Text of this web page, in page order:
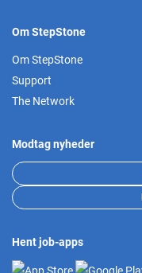
Om StepStone
Om StepStone
Support
The Network
Modtag nyheder
Hent job-apps